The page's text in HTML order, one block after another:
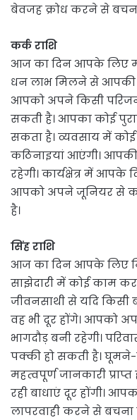
बेवजह क्रोध करने से बचना
कर्क राशि
आज का दिन आपके लिए
धन लाभ मिलने से आपकी
आपको अपने किसी
सकती है। आपका कोई
सकता है। व्यवसाय में
कठिनाइयां आएंगी।
रहेगी। कार्यक्षेत्र में आपके
आपको अपने जूनियर से
है।
सिंह राशि
आज का दिन आपके लिए
साझेदारी में कोई काम
जीवनसाथी से यदि
वह भी दूर होंगे। आपको
भागदौड़ बनी रहेगी।
पक्की हो सकती है।
महत्वपूर्ण जानकारी
रही बाधाएं दूर होंगी।
लापरवाही करने से बचना